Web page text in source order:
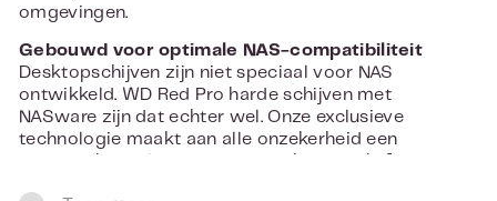
omgevingen.
Gebouwd voor optimale NAS-compatibiliteit
Desktopschijven zijn niet speciaal voor NAS
ontwikkeld. WD Red Pro harde schijven met
NASware zijn dat echter wel. Onze exclusieve
technologie maakt aan alle onzekerheid een